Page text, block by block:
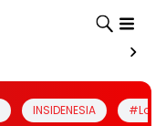
INSIDENESIA